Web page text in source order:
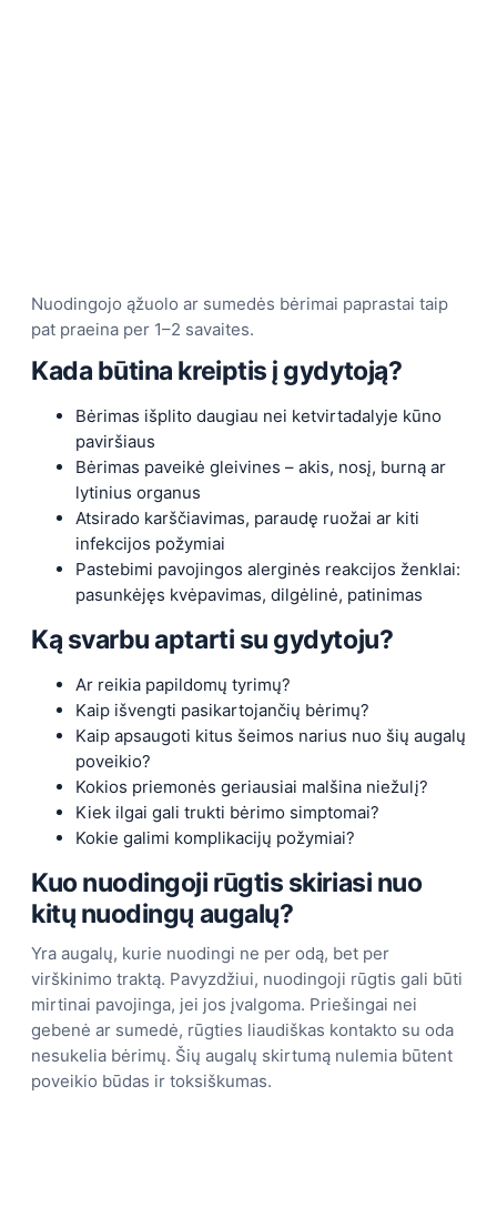
Nuodingojo ąžuolo ar sumedės bėrimai paprastai taip
pat praeina per 1–2 savaites.
Kada būtina kreiptis į gydytoją?
Bėrimas išplito daugiau nei ketvirtadalyje kūno
paviršiaus
Bėrimas paveikė gleivines – akis, nosį, burną ar
lytinius organus
Atsirado karščiavimas, paraudę ruožai ar kiti
infekcijos požymiai
Pastebimi pavojingos alerginės reakcijos ženklai:
pasunkėjęs kvėpavimas, dilgėlinė, patinimas
Ką svarbu aptarti su gydytoju?
Ar reikia papildomų tyrimų?
Kaip išvengti pasikartojančių bėrimų?
Kaip apsaugoti kitus šeimos narius nuo šių augalų
poveikio?
Kokios priemonės geriausiai malšina niežulį?
Kiek ilgai gali trukti bėrimo simptomai?
Kokie galimi komplikacijų požymiai?
Kuo nuodingoji rūgtis skiriasi nuo
kitų nuodingų augalų?
Yra augalų, kurie nuodingi ne per odą, bet per
virškinimo traktą. Pavyzdžiui, nuodingoji rūgtis gali būti
mirtinai pavojinga, jei jos įvalgoma. Priešingai nei
gebenė ar sumedė, rūgties liaudiškas kontakto su oda
nesukelia bėrimų. Šių augalų skirtumą nulemia būtent
poveikio būdas ir toksiškumas.